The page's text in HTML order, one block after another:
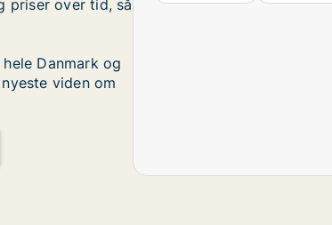
priser over tid, så
Danmark og
viden om